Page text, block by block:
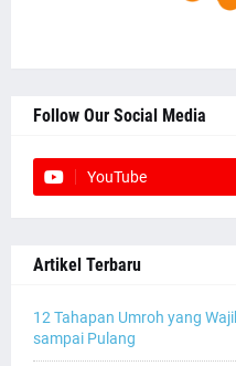
Follow Our Social Media
YouTube
Artikel Terbaru
12 Tahapan Umroh yang
sampai Pulang